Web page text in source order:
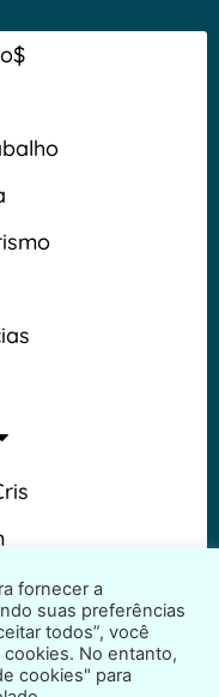
fornecer a
suas preferências
todos”, você
No entanto,
cookies" para